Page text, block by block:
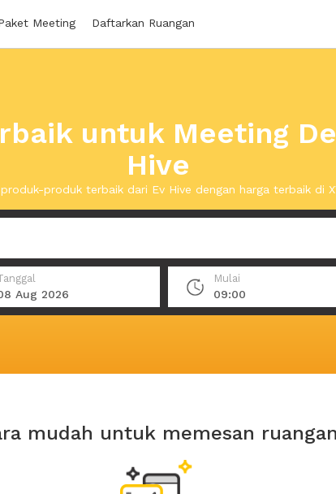
Meeting Daftarkan Ruangan
untuk Meeting
Hive
produk terbaik dari Ev Hive dengan harga terbaik di
Aug 2026
Mulai
09:00
mudah untuk memesan ruangan